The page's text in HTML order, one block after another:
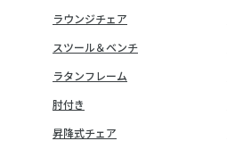
ラウンジチェア
スツール＆ベンチ
ラタンフレーム
肘付き
昇降式チェア